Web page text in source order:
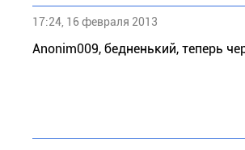
17:24, 16 февраля 2013
Anonim009, бедненький, теперь